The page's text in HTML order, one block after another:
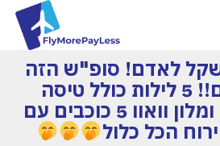
מ-2460 שקל לאדם! סופ"ש הזה
אתם בשארם!! 5 לילות כולל טיסה
ישירה+מזוודה ומלון וואוו 5 כוכבים עם
הכל כלול